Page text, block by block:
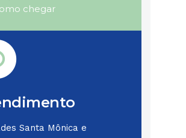
chegar
Santa Mônica e